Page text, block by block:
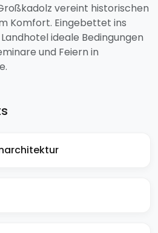
vereint historischen
Komfort. Eingebettet ins
ideale Bedingungen
und Feiern in